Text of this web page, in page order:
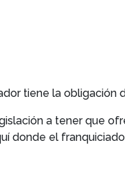
tiene la obligación
a tener que
donde el